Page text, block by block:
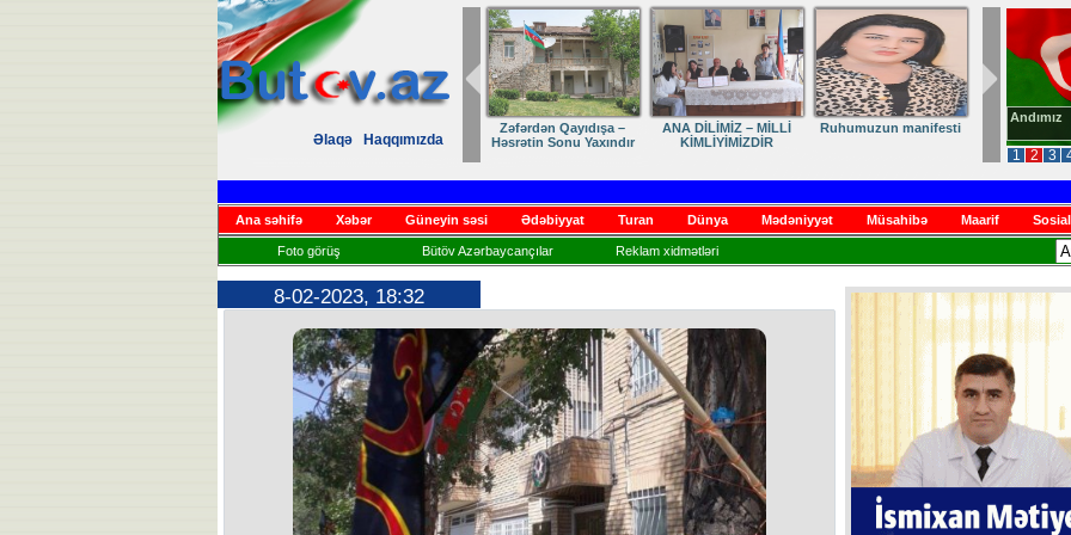
Əlaqə
Haqqımızda
1 2 3
Andımız
Zəfərdən Qayıdışa –
Həsrətin Sonu Yaxındır
ANA DİLİMİZ – MİLLİ
KİMLİYİMİZDİR
Ruhumuzun manifesti
Ana səhifə Xəbər Güneyin səsi Ədəbiyyat Turan Dünya Mədəniyyət Müsahibə Maarif
Foto görüş Bütöv Azərbaycançılar Reklam xidmətləri
8-02-2023, 18:32